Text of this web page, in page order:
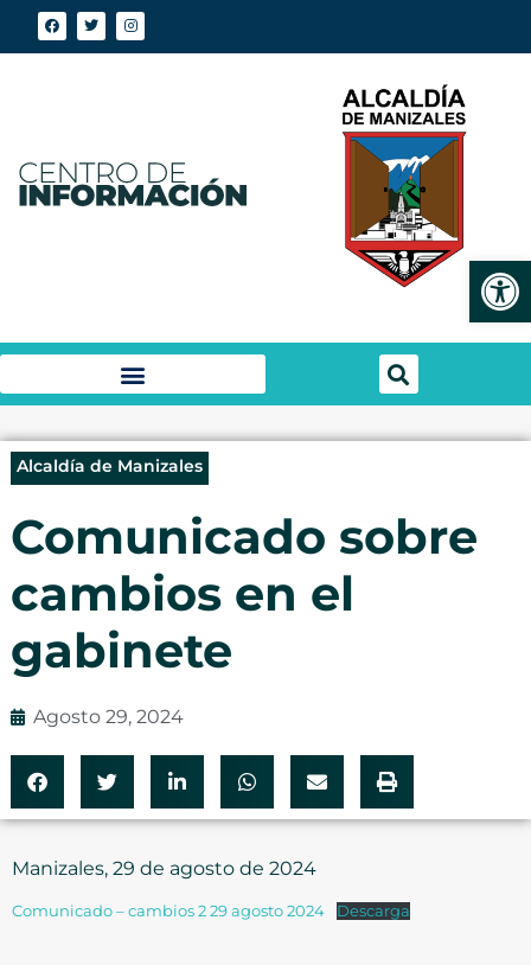
Alcaldía de Manizales
Comunicado sobre
cambios en el
gabinete
Agosto 29, 2024
Manizales, 29 de agosto de 2024
Comunicado – cambios 2 29 agosto 2024 Descarga